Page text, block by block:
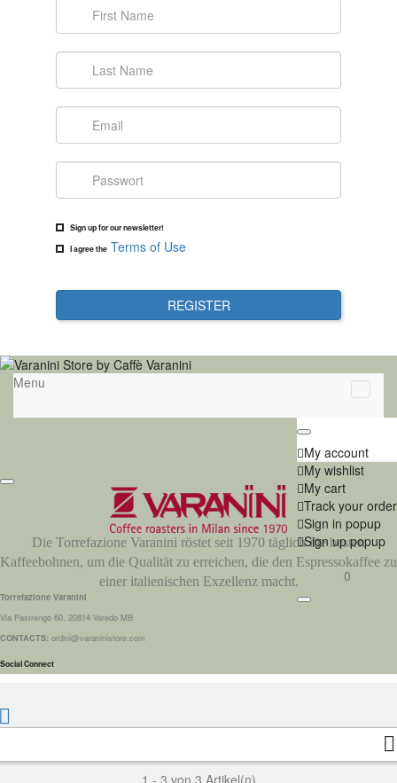
Sign up for our newsletter!
I agree the Terms of Use
REGISTER
Menu
My account
My wishlist
My cart
Track your order
Sign in popup
Sign up popup
0
Die Torrefazione Varanini röstet seit 1970 täglich die besten
Kaffeebohnen, um die Qualität zu erreichen, die den Espressokaffee zu
einer italienischen Exzellenz macht.
Torrefazione Varanini
Via Pastrengo 60, 20814 Varedo MB
CONTACTS: ordini@varaninistore.com
Social Connect

1 - 3 von 3 Artikel(n)